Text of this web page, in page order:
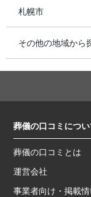
札幌市
その他の地域から
葬儀の口コミにつ
葬儀の口コミとは
運営会社
事業者向け・掲載